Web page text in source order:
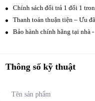
Chính sách đổi trả 1 đổi 1
Thanh toán thuận tiện – Ưu
Bảo hành chính hãng tại nhà
Thông số kỹ thuật
Tên sản phẩm